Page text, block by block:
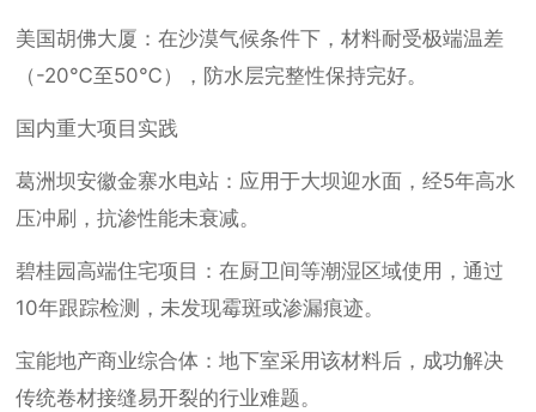
美国胡佛大厦：在沙漠气候条件下，材料耐受极端温差
（-20℃至50℃），防水层完整性保持完好。
国内重大项目实践
葛洲坝安徽金寨水电站：应用于大坝迎水面，经5年高水
压冲刷，抗渗性能未衰减。
碧桂园高端住宅项目：在厨卫间等潮湿区域使用，通过
10年跟踪检测，未发现霉斑或渗漏痕迹。
宝能地产商业综合体：地下室采用该材料后，成功解决
传统卷材接缝易开裂的行业难题。